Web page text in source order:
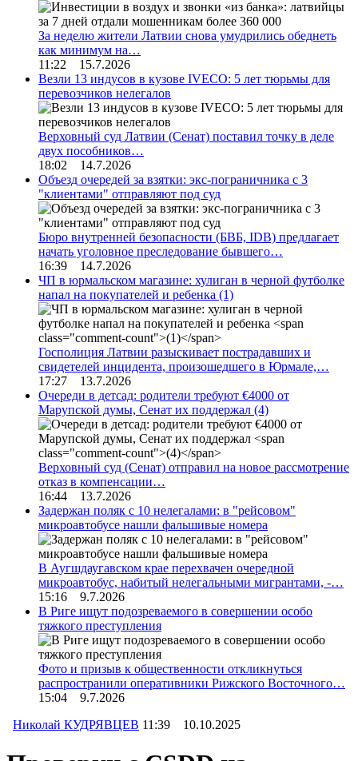
За неделю жители Латвии снова умудрились обеднеть
как минимум на…
11:22 15.7.2026
Везли 13 индусов в кузове IVECO: 5 лет тюрьмы для
перевозчиков нелегалов
Верховный суд Латвии (Сенат) поставил точку в деле
двух пособников…
18:02 14.7.2026
Объезд очередей за взятки: экс-пограничника с 3
"клиентами" отправляют под суд
Бюро внутренней безопасности (БВБ, IDB) предлагает
начать уголовное преследование бывшего…
16:39 14.7.2026
ЧП в юрмальском магазине: хулиган в черной футболке
напал на покупателей и ребенка (1)
Госполиция Латвии разыскивает пострадавших и
свидетелей инцидента, произошедшего в Юрмале,…
17:27 13.7.2026
Очереди в детсад: родители требуют €4000 от
Марупской думы, Сенат их поддержал (4)
Верховный суд (Сенат) отправил на новое рассмотрение
отказ в компенсации…
16:44 13.7.2026
Задержан поляк с 10 нелегалами: в "рейсовом"
микроавтобусе нашли фальшивые номера
В Аугшдаугавском крае перехвачен очередной
микроавтобус, набитый нелегальными мигрантами, -…
15:16 9.7.2026
В Риге ищут подозреваемого в совершении особо
тяжкого преступления
Фото и призыв к общественности откликнуться
распространили оперативники Рижского Восточного…
15:04 9.7.2026
Николай КУДРЯВЦЕВ 11:39 10.10.2025